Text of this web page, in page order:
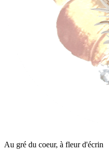
Au gré du coeur, à fleur d'écrin